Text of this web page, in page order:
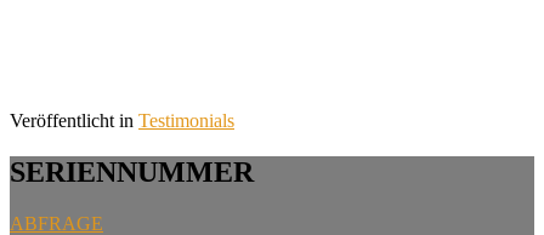
Veröffentlicht in Testimonials
SERIENNUMMER
ABFRAGE